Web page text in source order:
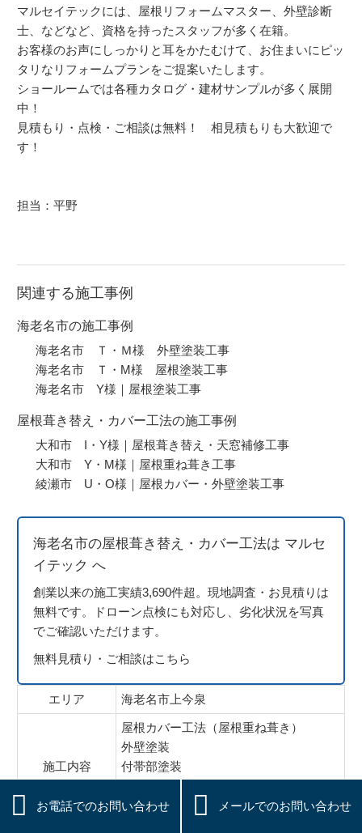
マルセイテックには、屋根リフォームマスター、外壁診断
士、などなど、資格を持ったスタッフが多く在籍。
お客様のお声にしっかりと耳をかたむけて、お住まいにピッ
タリなリフォームプランをご提案いたします。
ショールームでは各種カタログ・建材サンプルが多く展開
中！
見積もり・点検・ご相談は無料！ 相見積もりも大歓迎で
す！
担当：平野
関連する施工事例
海老名市の施工事例
海老名市 Ｔ・Ｍ様 外壁塗装工事
海老名市 Ｔ・M様 屋根塗装工事
海老名市 Y様｜屋根塗装工事
屋根葺き替え・カバー工法の施工事例
大和市 I・Y様｜屋根葺き替え・天窓補修工事
大和市 Y・M様｜屋根重ね葺き工事
綾瀬市 U・O様｜屋根カバー・外壁塗装工事
海老名市の屋根葺き替え・カバー工法は マルセ
イテック へ
創業以来の施工実績3,690件超。現地調査・お見積りは
無料です。ドローン点検にも対応し、劣化状況を写真
でご確認いただけます。
無料見積り・ご相談はこちら
エリア 海老名市上今泉
施工内容
屋根カバー工法（屋根重ね葺き）
外壁塗装
付帯部塗装
シーリング工事
 お電話でのお問い合わせ  メールでのお問い合わせ